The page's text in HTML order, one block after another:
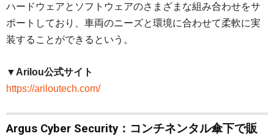
ハードウェアとソフトウェアのさまざまな組み合わせをサ
ポートしており、車両のニーズと環境に合わせて柔軟に実
装することができるという。
▼Arilou公式サイト
https://ariloutech.com/
Argus Cyber Security：コンチネンタル傘下で販